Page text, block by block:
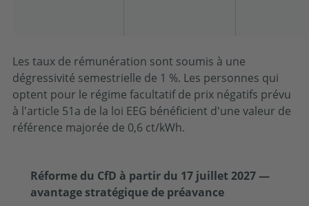
Les taux de rémunération sont soumis à une
dégressivité semestrielle de 1 %. Les personnes qui
optent pour le régime facultatif de prix négatifs prévu
à l'article 51a de la loi EEG bénéficient d'une valeur de
référence majorée de 0,6 ct/kWh.
Réforme du CfD à partir du 17 juillet 2027 —
avantage stratégique de préavance